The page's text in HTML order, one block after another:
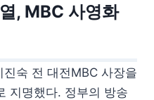
, MBC 사영화
숙 전 대전MBC 사장을
지명했다. 정부의 방송